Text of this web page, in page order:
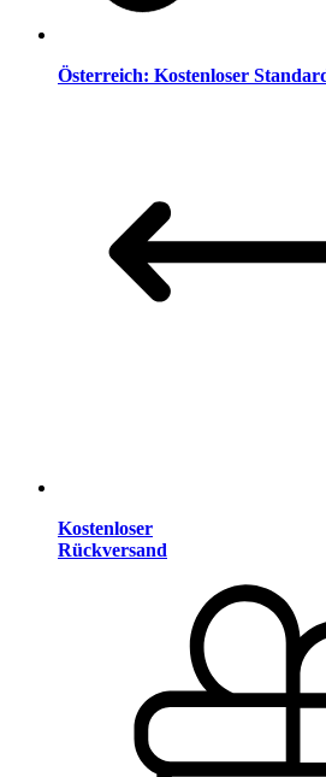
Österreich: Kostenloser
Kostenloser
Rückversand